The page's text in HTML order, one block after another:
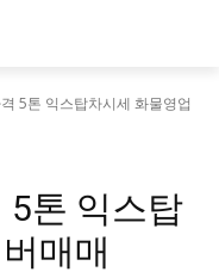
5톤 익스탑차시세 화물영업
5톤 익스탑
매매